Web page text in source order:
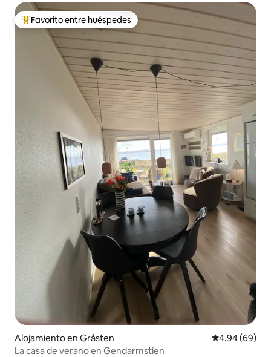
Favorito entre huéspedes preferido
Favorito entre huéspedes
Alojamiento en Gråsten Calificación
4.94 (69)
La casa de verano en Gendarmstien